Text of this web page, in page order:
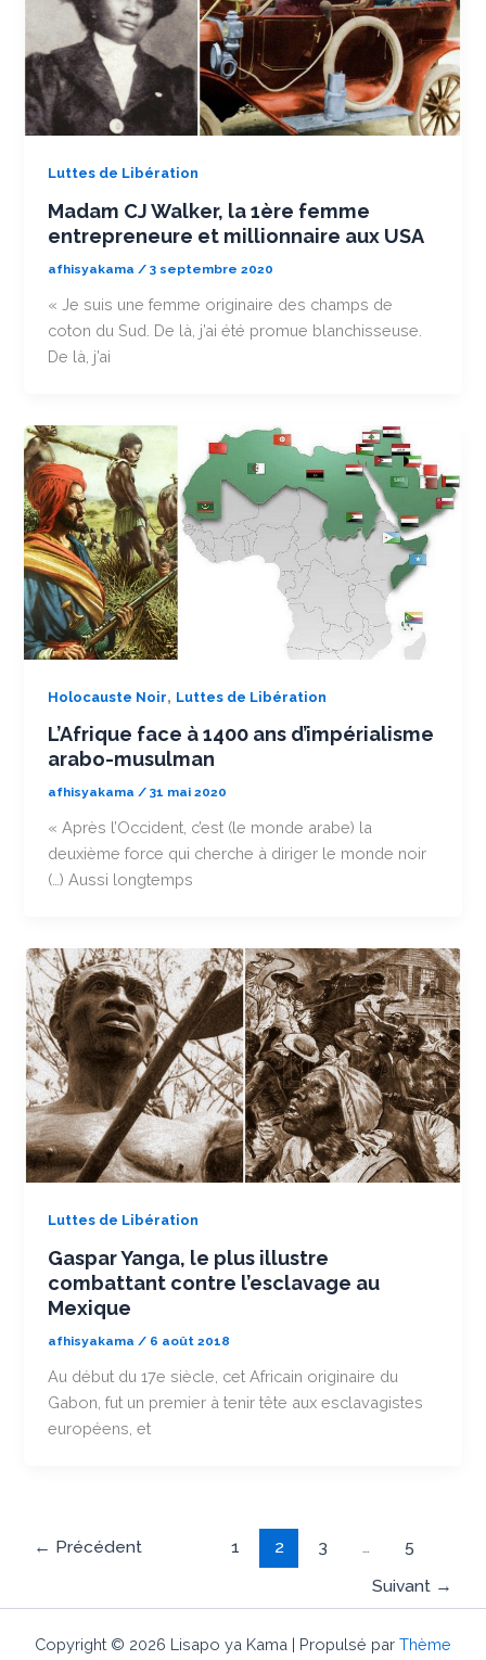
Luttes de Libération
Madam CJ Walker, la 1ère femme
entrepreneure et millionnaire aux USA
afhisyakama/3 septembre 2020
« Je suis une femme originaire des champs de
coton du Sud. De là, j’ai été promue blanchisseuse.
De là, j’ai
Holocauste Noir, Luttes de Libération
L’Afrique face à 1400 ans d’impérialisme
arabo-musulman
afhisyakama/31 mai 2020
« Après l’Occident, c’est (le monde arabe) la
deuxième force qui cherche à diriger le monde noir
(…) Aussi longtemps
Luttes de Libération
Gaspar Yanga, le plus illustre
combattant contre l’esclavage au
Mexique
afhisyakama/ 6 août 2018
Au début du 17e siècle, cet Africain originaire du
Gabon, fut un premier à tenir tête aux esclavagistes
européens, et
← Précédent 1 2 3 …
5
Suivant →
Copyright © 2026 Lisapo ya Kama | Propulsé par Thème